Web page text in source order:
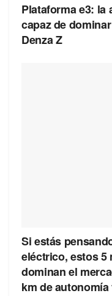
Plataforma e3: la
capaz de
Denza Z
Si estás
eléctrico, estos 5
dominan el
km de